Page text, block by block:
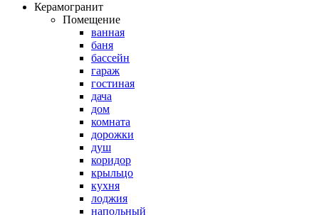
Керамогранит
Помещение
ванная
баня
бассейн
гараж
гостиная
дача
дом
комната
дорожки
душ
коридор
крыльцо
кухня
лоджия
напольный